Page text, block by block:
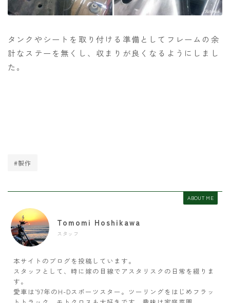
タンクやシートを取り付ける準備としてフレームの余
計なステーを無くし、収まりが良くなるようにしまし
た。
#製作
ABOUT ME
Tomomi Hoshikawa
スタッフ
本サイトのブログを投稿しています。
スタッフとして、時に嫁の目線でアスタリスクの日常を綴りま
す。
愛車は’97年のH-Dスポーツスター。ツーリングをはじめフラッ